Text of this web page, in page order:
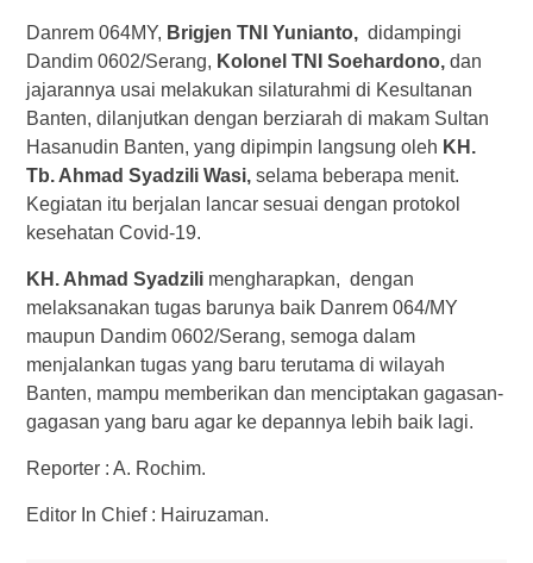
Danrem 064MY, Brigjen TNI Yunianto,didampingi
Dandim 0602/Serang, Kolonel TNI Soehardono,dan
jajarannya usai melakukan silaturahmi di Kesultanan
Banten, dilanjutkan dengan berziarah di makam Sultan
Hasanudin Banten, yang dipimpin langsung oleh KH.
Tb. Ahmad Syadzili Wasi,selama beberapa menit.
Kegiatan itu berjalan lancar sesuai dengan protokol
kesehatan Covid-19.
KH. Ahmad Syadzilimengharapkan, dengan
melaksanakan tugas barunya baik Danrem 064/MY
maupun Dandim 0602/Serang, semoga dalam
menjalankan tugas yang baru terutama di wilayah
Banten, mampu memberikan dan menciptakan gagasan-
gagasan yang baru agar ke depannya lebih baik lagi.
Reporter : A. Rochim.
Editor In Chief : Hairuzaman.